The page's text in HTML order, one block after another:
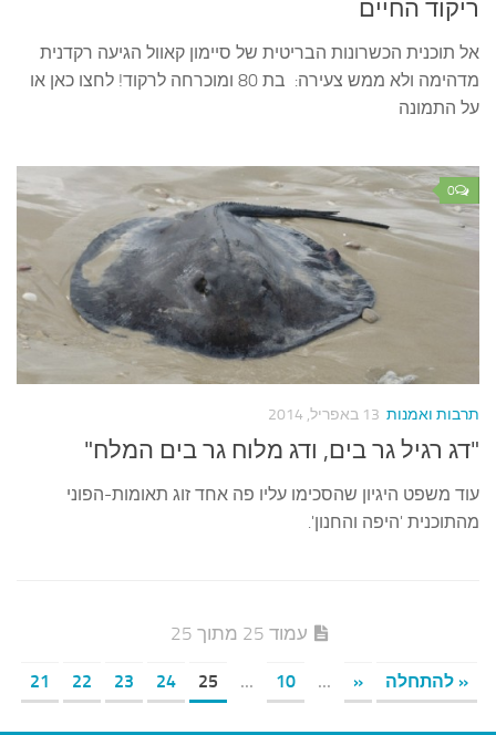
ריקוד החיים
אל תוכנית הכשרונות הבריטית של סיימון קאוול הגיעה רקדנית
מדהימה ולא ממש צעירה: בת 80 ומוכרחה לרקוד! לחצו כאן או
על התמונה
0
תרבות ואמנות 13 באפריל, 2014
"דג רגיל גר בים, ודג מלוח גר בים המלח"
עוד משפט היגיון שהסכימו עליו פה אחד זוג תאומות-הפוני
מהתוכנית 'היפה והחנון'.
עמוד 25 מתוך 25
« להתחלה «
...
10
...
21 22 23 24 25